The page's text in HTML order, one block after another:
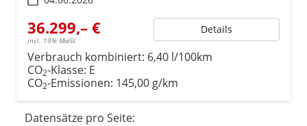
36.299,– €
incl. 19% MwSt.
Details
Verbrauch kombiniert: 6,40 l/100km
CO2-Klasse: E
CO2-Emissionen: 145,00 g/km
Datensätze pro Seite: